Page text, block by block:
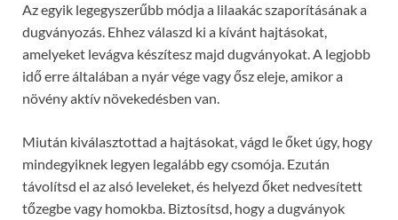
Az egyik legegyszerűbb módja a lilaakác szaporításának a
dugványozás. Ehhez válaszd ki a kívánt hajtásokat,
amelyeket levágva készítesz majd dugványokat. A legjobb
idő erre általában a nyár vége vagy ősz eleje, amikor a
növény aktív növekedésben van.
Miután kiválasztottad a hajtásokat, vágd le őket úgy, hogy
mindegyiknek legyen legalább egy csomója. Ezután
távolítsd el az alsó leveleket, és helyezd őket nedvesített
tőzegbe vagy homokba. Biztosítsd, hogy a dugványok